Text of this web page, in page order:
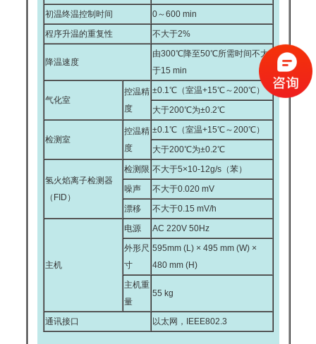
初温终温控制时间
0～600 min
程序升温的重复性
不大于2%
降温速度
由300℃降至50℃所需时间不大
于15 min
气化室
控温精
度
±0.1℃（室温+15℃～200℃）
大于200℃为±0.2℃
检测室
控温精
度
±0.1℃（室温+15℃～200℃）
大于200℃为±0.2℃
氢火焰离子检测器
（FID）
检测限 不大于5×10-12g/s（苯）
噪声
不大于0.020 mV
漂移
不大于0.15 mV/h
主机
电源
AC 220V 50Hz
外形尺
寸
595mm (L) × 495 mm (W) ×
480 mm (H)
主机重
量
55 kg
通讯接口 以太网，IEEE802.3